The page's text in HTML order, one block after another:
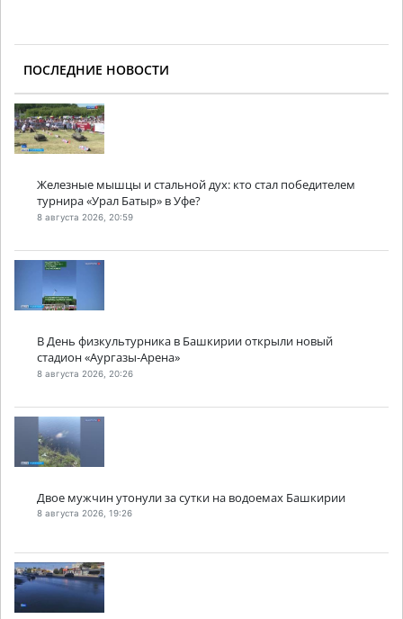
ПОСЛЕДНИЕ НОВОСТИ
Железные мышцы и стальной дух: кто стал победителем
турнира «Урал Батыр» в Уфе?
8 августа 2026, 20:59
В День физкультурника в Башкирии открыли новый
стадион «Аургазы-Арена»
8 августа 2026, 20:26
Двое мужчин утонули за сутки на водоемах Башкирии
8 августа 2026, 19:26